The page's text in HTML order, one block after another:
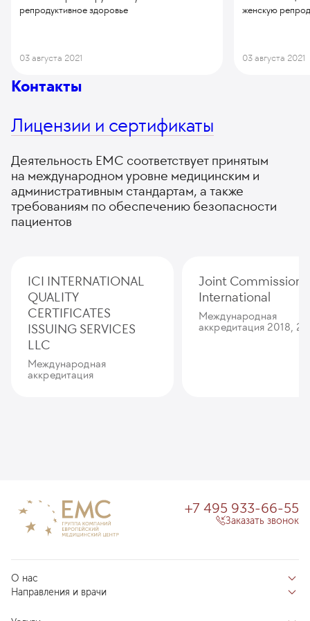
репродуктивное здоровье
03 августа 2021
женскую
03 августа 2021
Контакты
Лицензии и сертификаты
Деятельность ЕМС соответствует принятым
на международном уровне медицинским и
административным стандартам, а также
требованиям по обеспечению безопасности
пациентов
ICI INTERNATIONAL
QUALITY
CERTIFICATES
ISSUING SERVICES
LLC
Международная
аккредитация
Joint Commission
International
Международная
аккредитация 2018,
О нас
Отзывы пациентов
О клинике
Направления и врачи
+7 495 933-66-55
Заказать звонок